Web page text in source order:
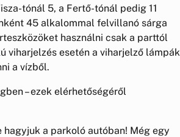
tónál 5, a Fertő-tónál pedig 11
45 alkalommal felvillanó sárga
használni csak a parttól
viharjelzés esetén a viharjelző lámpák
a vízből.
– ezek elérhetőségéről
a parkoló autóban! Még egy